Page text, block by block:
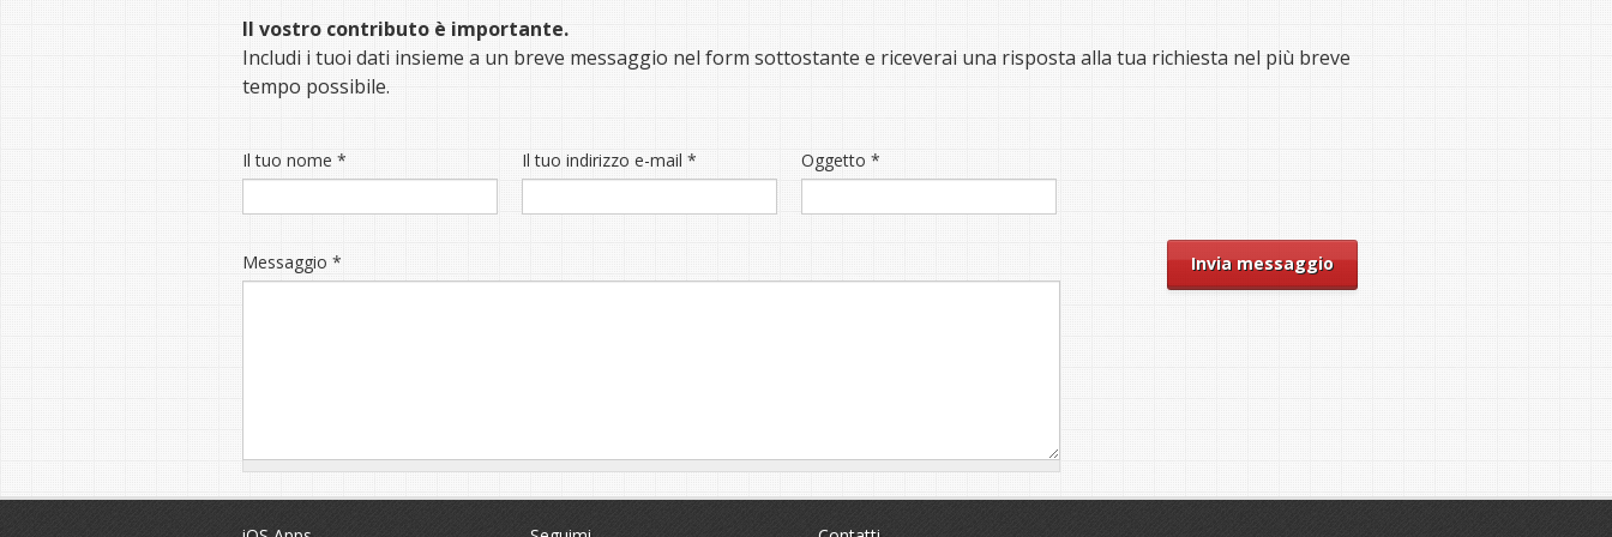
Il vostro contributo è importante.
Includi i tuoi dati insieme a un breve messaggio nel form sottostante e riceverai una risposta alla tua richiesta nel più breve
tempo possibile.
Il tuo nome * Il tuo indirizzo e-mail * Oggetto *
Messaggio *